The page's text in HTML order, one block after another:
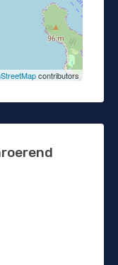
contributors